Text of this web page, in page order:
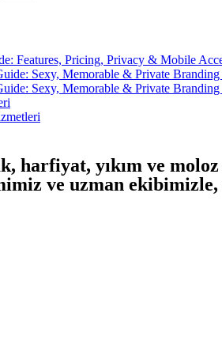
Features, Pricing, Privacy & Mobile
Sexy, Memorable & Private Branding
Sexy, Memorable & Private Branding
harfiyat, yıkım ve moloz
ve uzman